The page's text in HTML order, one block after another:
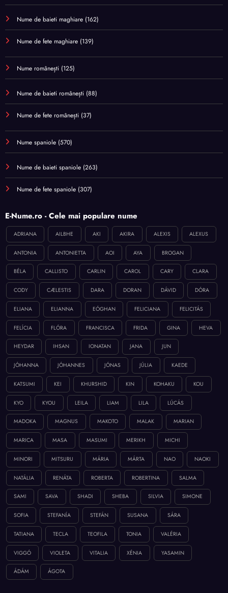
Nume de baieti maghiare (162)
Nume de fete maghiare (139)
Nume românești (125)
Nume de baieti românești (88)
Nume de fete românești (37)
Nume spaniole (570)
Nume de baieti spaniole (263)
Nume de fete spaniole (307)
E-Nume.ro - Cele mai populare nume
ADRIANA AILBHE AKI AKIRA ALEXIS ALEXUS
ANTONIA ANTONIETTA AOI AYA BROGAN
BÉLA CALLISTO CARLIN CAROL CARY CLARA
CODY CÆLESTIS DARA DORAN DÁVID DÓRA
ELIANA ELIANNA EÓGHAN FELICIANA FELICITÁS
FELÍCIA FLÓRA FRANCISCA FRIDA GINA HEVA
HEYDAR IHSAN IONATAN JANA JUN
JÓHANNA JÓHANNES JÓNAS JÚLIA KAEDE
KATSUMI KEI KHURSHID KIN KOHAKU KOU
KYO KYOU LEILA LIAM LILA LÚCÁS
MADOKA MAGNUS MAKOTO MALAK MARIAN
MARICA MASA MASUMI MERIKH MICHI
MINORI MITSURU MÁRIA MÁRTA NAO NAOKI
NATÁLIA RENÁTA ROBERTA ROBERTINA SALMA
SAMI SAVA SHADI SHEBA SILVIA SIMONE
SOFIA STEFANÍA STEFÁN SUSANA SÁRA
TATIANA TECLA TEOFILA TONIA VALÉRIA
VIGGÓ VIOLETA VITALIA XÉNIA YASAMIN
ÁDÁM ÁGOTA